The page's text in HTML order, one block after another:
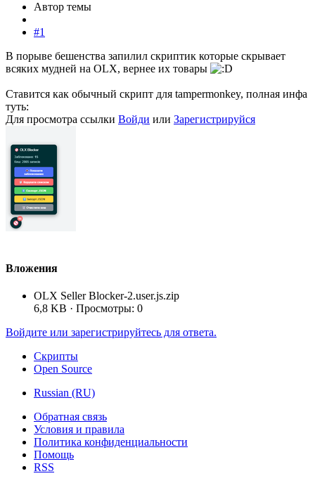
Автор темы
#1
В порыве бешенства запилил скриптик которые скрывает
всяких мудней на OLX, вернее их товары
Ставится как обычный скрипт для tampermonkey, полная инфа
туть:
Для просмотра ссылки Войди или Зарегистрируйся
Вложения
OLX Seller Blocker-2.user.js.zip
6,8 KB · Просмотры: 0
Войдите или зарегистрируйтесь для ответа.
Скрипты
Open Source
Russian (RU)
Обратная связь
Условия и правила
Политика конфиденциальности
Помощь
RSS